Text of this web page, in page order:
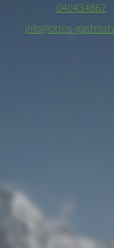
040434867
info@ottos-